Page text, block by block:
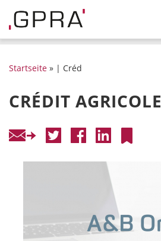
Startseite » | Créd
CRÉDIT AGRICOLE